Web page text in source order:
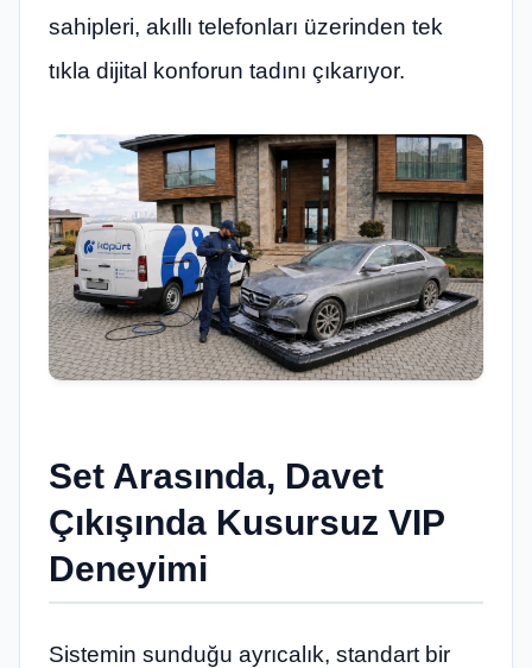
sahipleri, akıllı telefonları üzerinden tek
tıkla dijital konforun tadını çıkarıyor.
Set Arasında, Davet
Çıkışında Kusursuz VIP
Deneyimi
Sistemin sunduğu ayrıcalık, standart bir